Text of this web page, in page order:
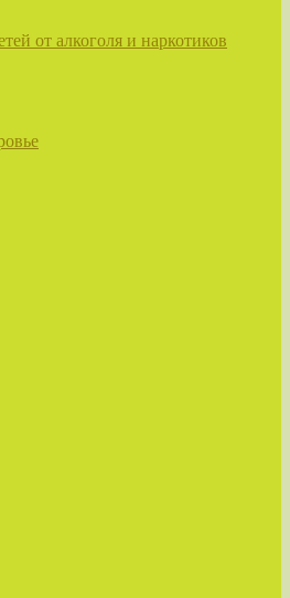
от алкоголя и наркотиков